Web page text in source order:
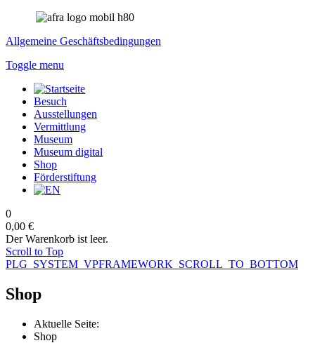
Allgemeine Geschäftsbedingungen
Toggle menu
Besuch
Ausstellungen
Vermittlung
Museum
Museum digital
Shop
Förderstiftung
0
0,00 €
Der Warenkorb ist leer.
Scroll to Top
PLG_SYSTEM_VPFRAMEWORK_SCROLL_TO_BOTTOM
Shop
Aktuelle Seite:
Shop